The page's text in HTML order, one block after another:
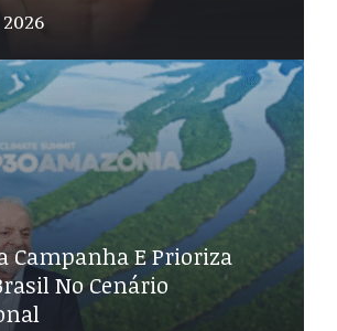
2026
Campanha E Prioriza
No Cenário